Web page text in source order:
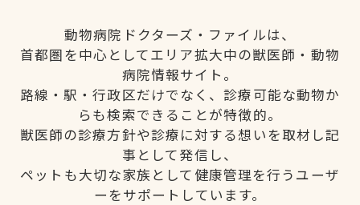
動物病院ドクターズ・ファイルは、
首都圏を中心としてエリア拡大中の獣医師・動物
病院情報サイト。
路線・駅・行政区だけでなく、診療可能な動物か
らも検索できることが特徴的。
獣医師の診療方針や診療に対する想いを取材し記
事として発信し、
ペットも大切な家族として健康管理を行うユーザ
ーをサポートしています。